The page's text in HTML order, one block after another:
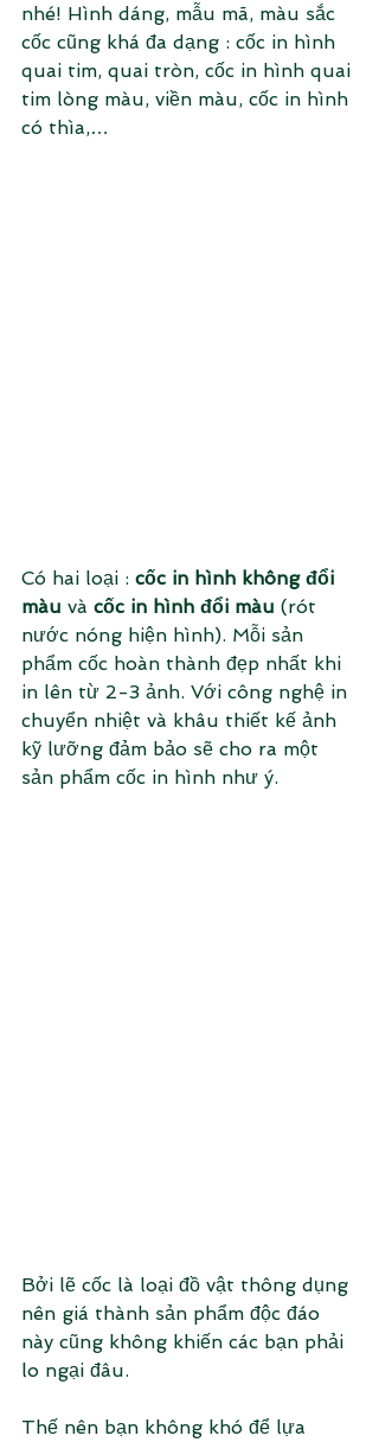
nhé! Hình dáng, mẫu mã, màu sắc
cốc cũng khá đa dạng : cốc in hình
quai tim, quai tròn, cốc in hình quai
tim lòng màu, viền màu, cốc in hình
có thìa,…
Có hai loại : cốc in hình không đổi
màu và cốc in hình đổi màu (rót
nước nóng hiện hình). Mỗi sản
phẩm cốc hoàn thành đẹp nhất khi
in lên từ 2-3 ảnh. Với công nghệ in
chuyển nhiệt và khâu thiết kế ảnh
kỹ lưỡng đảm bảo sẽ cho ra một
sản phẩm cốc in hình như ý.
Bởi lẽ cốc là loại đồ vật thông dụng
nên giá thành sản phẩm độc đáo
này cũng không khiến các bạn phải
lo ngại đâu.
Thế nên bạn không khó để lựa